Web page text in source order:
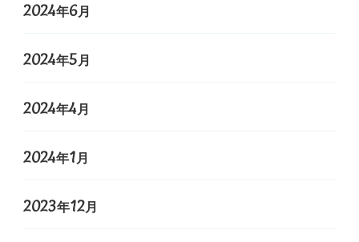
2024年6月
2024年5月
2024年4月
2024年1月
2023年12月